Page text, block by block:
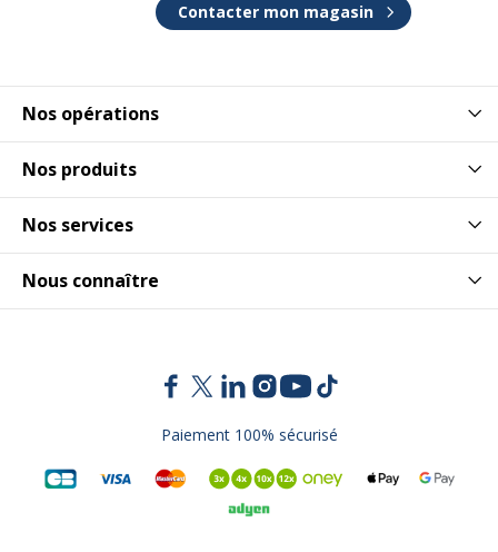
Nos opérations
Nos produits
Nos services
Nous connaître
Contacter mon magasin
Paiement 100% sécurisé